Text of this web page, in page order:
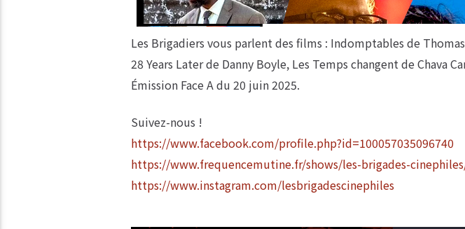
Les Brigadiers vous parlent des films : Indomptables de
28 Years Later de Danny Boyle, Les Temps changent de Chava
Émission Face A du 20 juin 2025.
Suivez-nous !
https://www.facebook.com/profile.php?id=100057035096740
https://www.frequencemutine.fr/shows/les-brigades-
https://www.instagram.com/lesbrigadescinephiles